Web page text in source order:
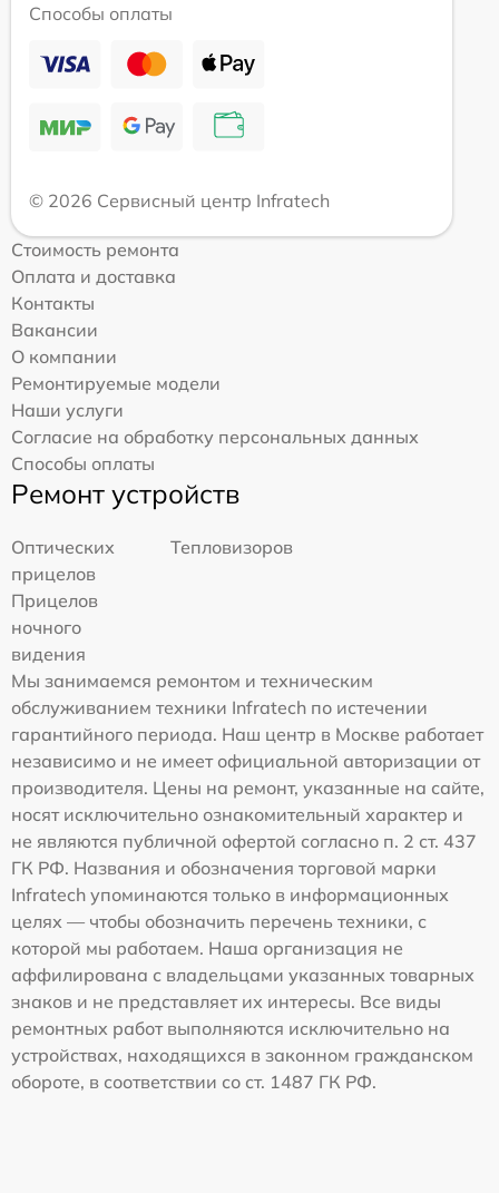
Способы оплаты
© 2026 Сервисный центр Infratech
Стоимость ремонта
Оплата и доставка
Контакты
Вакансии
О компании
Ремонтируемые модели
Наши услуги
Согласие на обработку персональных данных
Способы оплаты
Ремонт устройств
Оптических
прицелов
Тепловизоров
Прицелов
ночного
видения
Мы занимаемся ремонтом и техническим
обслуживанием техники Infratech по истечении
гарантийного периода. Наш центр в Москве работает
независимо и не имеет официальной авторизации от
производителя. Цены на ремонт, указанные на сайте,
носят исключительно ознакомительный характер и
не являются публичной офертой согласно п. 2 ст. 437
ГК РФ. Названия и обозначения торговой марки
Infratech упоминаются только в информационных
целях — чтобы обозначить перечень техники, с
которой мы работаем. Наша организация не
аффилирована с владельцами указанных товарных
знаков и не представляет их интересы. Все виды
ремонтных работ выполняются исключительно на
устройствах, находящихся в законном гражданском
обороте, в соответствии со ст. 1487 ГК РФ.